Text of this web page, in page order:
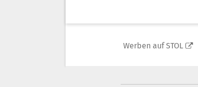
Werben auf STOL